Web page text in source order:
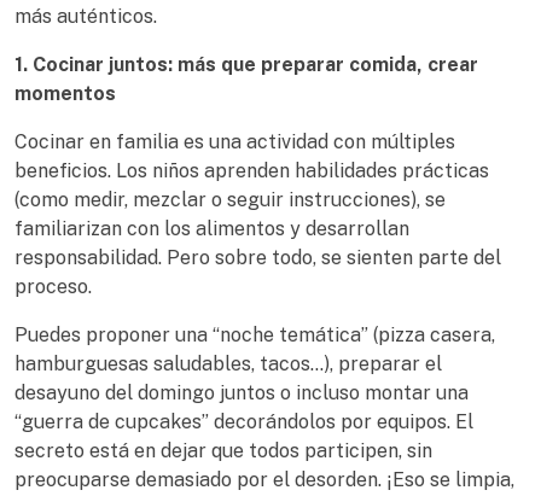
más auténticos.
1. Cocinar juntos: más que preparar comida, crear
momentos
Cocinar en familia es una actividad con múltiples
beneficios. Los niños aprenden habilidades prácticas
(como medir, mezclar o seguir instrucciones), se
familiarizan con los alimentos y desarrollan
responsabilidad. Pero sobre todo, se sienten parte del
proceso.
Puedes proponer una “noche temática” (pizza casera,
hamburguesas saludables, tacos…), preparar el
desayuno del domingo juntos o incluso montar una
“guerra de cupcakes” decorándolos por equipos. El
secreto está en dejar que todos participen, sin
preocuparse demasiado por el desorden. ¡Eso se limpia,